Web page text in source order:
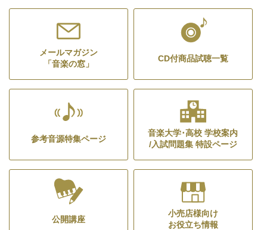
メールマガジン
「音楽の窓」
CD付商品試聴一覧
参考音源特集ページ
音楽大学･高校 学校案内
/入試問題集 特設ページ
公開講座
小売店様向け
お役立ち情報